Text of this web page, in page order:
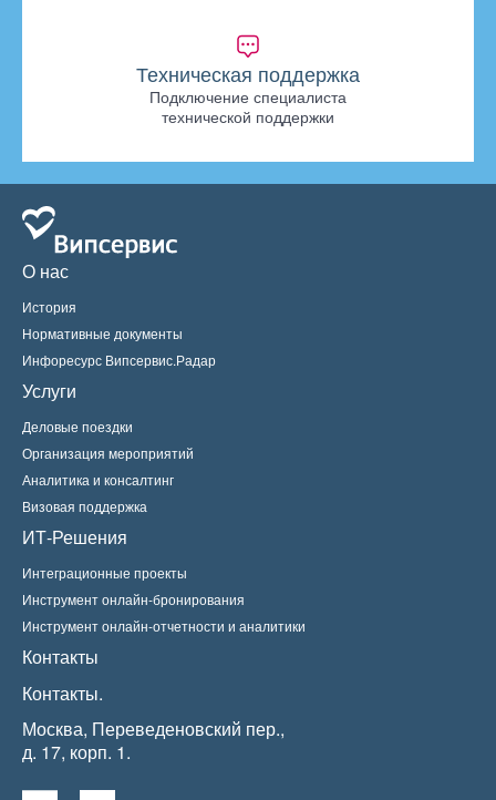
Техническая поддержка
Подключение специалиста
технической поддержки
О нас
История
Нормативные документы
Инфоресурс Випсервис.Радар
Услуги
Деловые поездки
Организация мероприятий
Аналитика и консалтинг
Визовая поддержка
ИТ-Решения
Интеграционные проекты
Инструмент онлайн-бронирования
Инструмент онлайн-отчетности и аналитики
Контакты
Контакты.
Москва, Переведеновский пер.,
д. 17, корп. 1.